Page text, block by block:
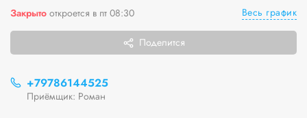
Закрыто откроется в пт 08:30 Весь график
Поделится
+79786144525
Приёмщик: Роман